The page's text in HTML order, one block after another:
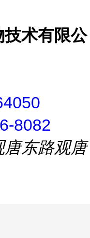
术有限公
8082
唐东路观唐